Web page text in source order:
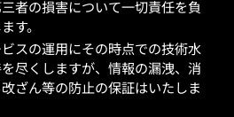
者の損害について一切責任を負
す。
スの運用にその時点での技術水
尽くしますが、情報の漏洩、消
ざん等の防止の保証はいたしま